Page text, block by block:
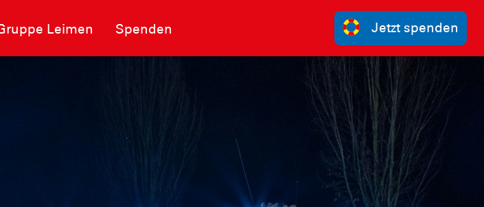
Leimen Spenden Jetzt spenden